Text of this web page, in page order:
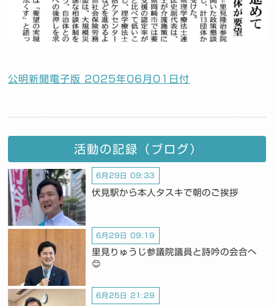
公明新聞電子版 2025年06月01日付
活動の記録（ブログ）
6月29日 09:33
伏見駅から本人タスキで朝のご挨拶
6月29日 09:19
里見りゅうじ参議院議員と詩吟の会合へ
😊
6月25日 21:29